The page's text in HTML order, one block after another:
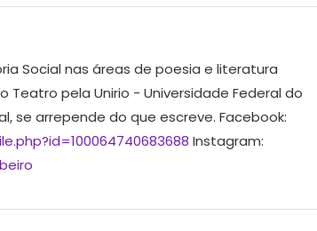
Social nas áreas de poesia e literatura
Teatro pela Unirio - Universidade Federal do
se arrepende do que escreve. Facebook:
Instagram: